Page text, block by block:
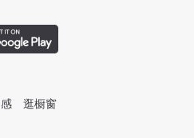
逛橱窗